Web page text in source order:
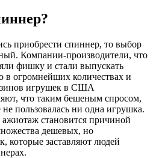
приобрести спиннер, то выбор
Компании-производители, что
фишку и стали выпускать
в огромнейших количествах и
игрушек в США
что таким бешеным спросом,
пользовалась ни одна игрушка.
становится причиной
дешевых, но
которые заставляют людей